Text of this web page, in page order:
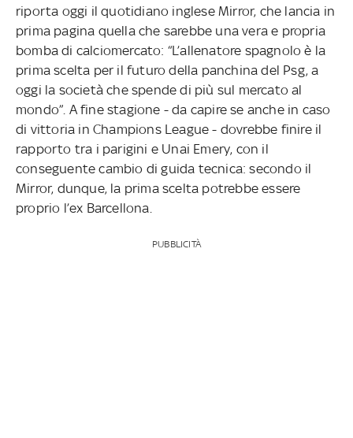
riporta oggi il quotidiano inglese Mirror, che lancia in
prima pagina quella che sarebbe una vera e propria
bomba di calciomercato: “L’allenatore spagnolo è la
prima scelta per il futuro della panchina del Psg, a
oggi la società che spende di più sul mercato al
mondo”. A fine stagione - da capire se anche in caso
di vittoria in Champions League - dovrebbe finire il
rapporto tra i parigini e Unai Emery, con il
conseguente cambio di guida tecnica: secondo il
Mirror, dunque, la prima scelta potrebbe essere
proprio l’ex Barcellona.
PUBBLICITÀ